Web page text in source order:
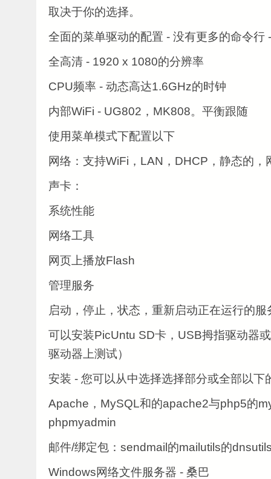
取决于你的选择。
全面的菜单驱动的配置 - 没有更多的命令行
全高清 - 1920 x 1080的分辨率
CPU频率 - 动态高达1.6GHz的时钟
内部WiFi - UG802，MK808。平衡跟随
使用菜单模式下配置以下
网络：支持WiFi，LAN，DHCP，静态的，
声卡：
系统性能
网络工具
网页上播放Flash
管理服务
启动，停止，状态，重新启动正在运行的服
可以安装PicUntu SD卡，USB拇指驱动器
驱动器上测试）
安装 - 您可以从中选择选择部分或全部以下
Apache，MySQL和的apache2与php5的
phpmyadmin
邮件/绑定包：sendmail的mailutils的
Windows网络文件服务器 - 桑巴